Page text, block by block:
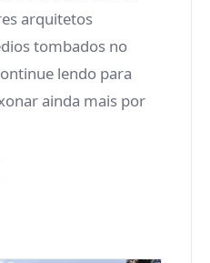
arquitetos
tombados no
lendo para
ainda mais por